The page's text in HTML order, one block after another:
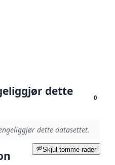
dette
0
dette datasettet.
Skjul tomme rader